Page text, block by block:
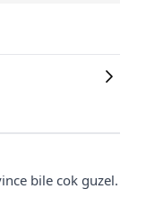
bile cok guzel.